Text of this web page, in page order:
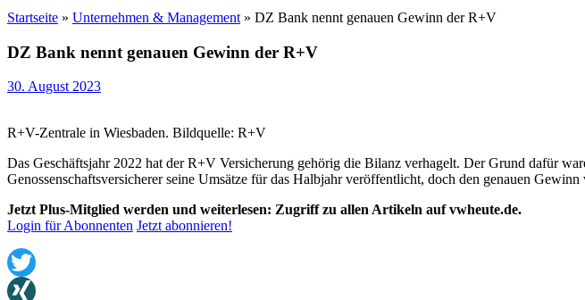
Startseite » Unternehmen & Management » DZ Bank nennt genauen Gewinn der R+V
DZ Bank nennt genauen Gewinn der R+V
30. August 2023
R+V-Zentrale in Wiesbaden. Bildquelle: R+V
Das Geschäftsjahr 2022 hat der R+V Versicherung gehörig die Bilanz verhagelt. Der Grund dafür
Genossenschaftsversicherer seine Umsätze für das Halbjahr veröffentlicht, doch den genauen
Jetzt Plus-Mitglied werden und weiterlesen: Zugriff zu allen Artikeln auf vwheute.de.
Login für Abonnenten Jetzt abonnieren!
Twitter